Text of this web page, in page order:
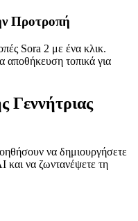
Προτροπή
Sora 2 με ένα κλικ.
αποθήκευση τοπικά για
Γεννήτριας
να δημιουργήσετε
και να ζωντανέψετε τη